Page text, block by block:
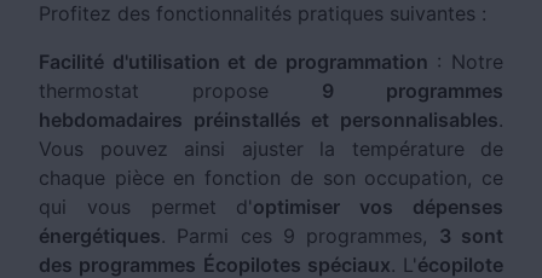
Profitez des fonctionnalités pratiques suivantes :
Facilité d'utilisation et de programmation : Notre
thermostat propose 9 programmes
hebdomadaires préinstallés et personnalisables.
Vous pouvez ainsi ajuster la température de
chaque pièce en fonction de son occupation, ce
qui vous permet d'optimiser vos dépenses
énergétiques. Parmi ces 9 programmes, 3 sont
des programmes Écopilotes spéciaux. L'écopilote